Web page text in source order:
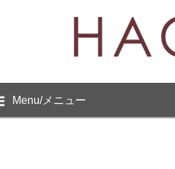
Menu/メニュー